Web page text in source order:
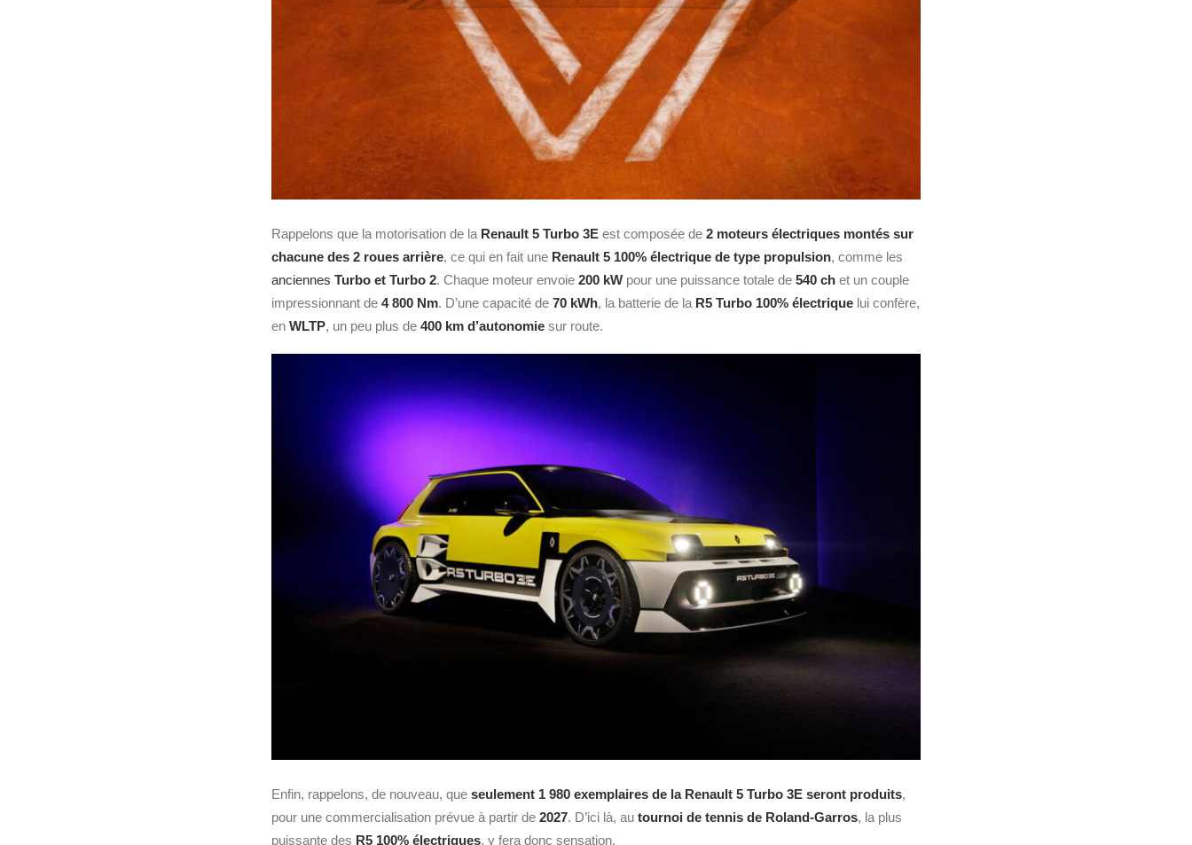
Rappelons que la motorisation de la Renault 5 Turbo 3E est composée de 2 moteurs électriques montés sur
chacune des 2 roues arrière, ce qui en fait une Renault 5 100% électrique de type propulsion, comme les
anciennes Turbo et Turbo 2. Chaque moteur envoie 200 kW pour une puissance totale de 540 ch et un couple
impressionnant de 4 800 Nm. D’une capacité de 70 kWh, la batterie de la R5 Turbo 100% électrique lui confère,
en WLTP, un peu plus de 400 km d’autonomie sur route.
Enfin, rappelons, de nouveau, que seulement 1 980 exemplaires de la Renault 5 Turbo 3E seront produits,
pour une commercialisation prévue à partir de 2027. D’ici là, au tournoi de tennis de Roland-Garros, la plus
puissante des R5 100% électriques, y fera donc sensation.